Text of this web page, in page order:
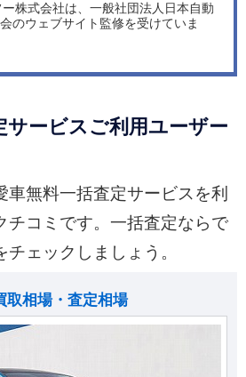
ー株式会社は、一般社団法人日本自動
のウェブサイト監修を受けていま
サービスご利用ユーザー
車無料一括査定サービスを利
チコミです。一括査定ならで
ェックしましょう。
取相場・査定相場